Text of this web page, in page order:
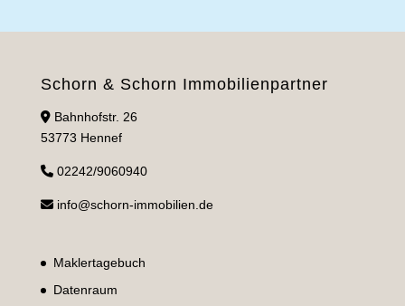
Schorn & Schorn Immobilienpartner
Bahnhofstr. 26
53773 Hennef
02242/9060940
info@schorn-immobilien.de
Maklertagebuch
Datenraum